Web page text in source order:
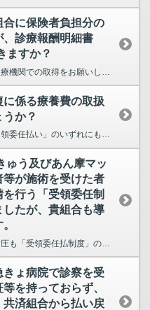
に保険者負担分の
診療報酬明細書
ますか？
共済組合では発行できませんので、医療機関での取得をお願いします。 受診した医療機関に直接お問...
に係る療養費の取扱
か？
当共済組合では「償還払い」及び「受領委任払い」のいずれにも対応しています。 なお、「受領委任...
ゅう及びあん摩マッ
が施術を受けた者
行う「受領委任制
たが、貴組合も導
ょ病院で診察を受
を持っておらず、
済組合から払い戻